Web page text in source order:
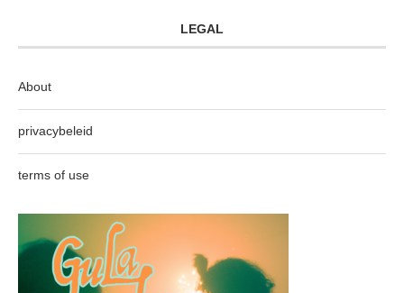
LEGAL
About
privacybeleid
terms of use